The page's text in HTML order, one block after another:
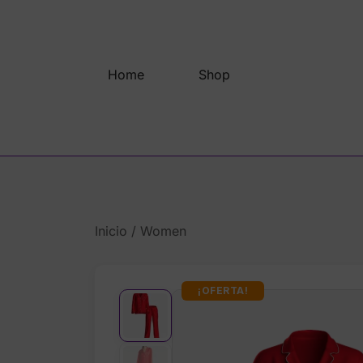
Home
Shop
Inicio / Women
¡OFERTA!